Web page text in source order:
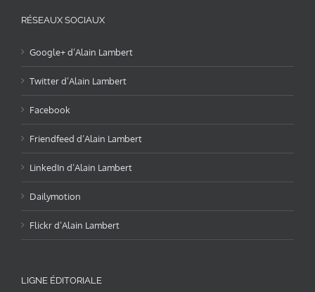
RÉSEAUX SOCIAUX
Google+ d’Alain Lambert
Twitter d’Alain Lambert
Facebook
Friendfeed d’Alain Lambert
LinkedIn d’Alain Lambert
Dailymotion
Flickr d’Alain Lambert
LIGNE ÉDITORIALE